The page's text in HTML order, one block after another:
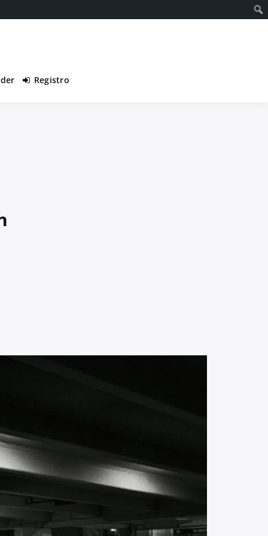
Registro